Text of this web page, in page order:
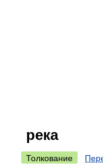
река
Толкование